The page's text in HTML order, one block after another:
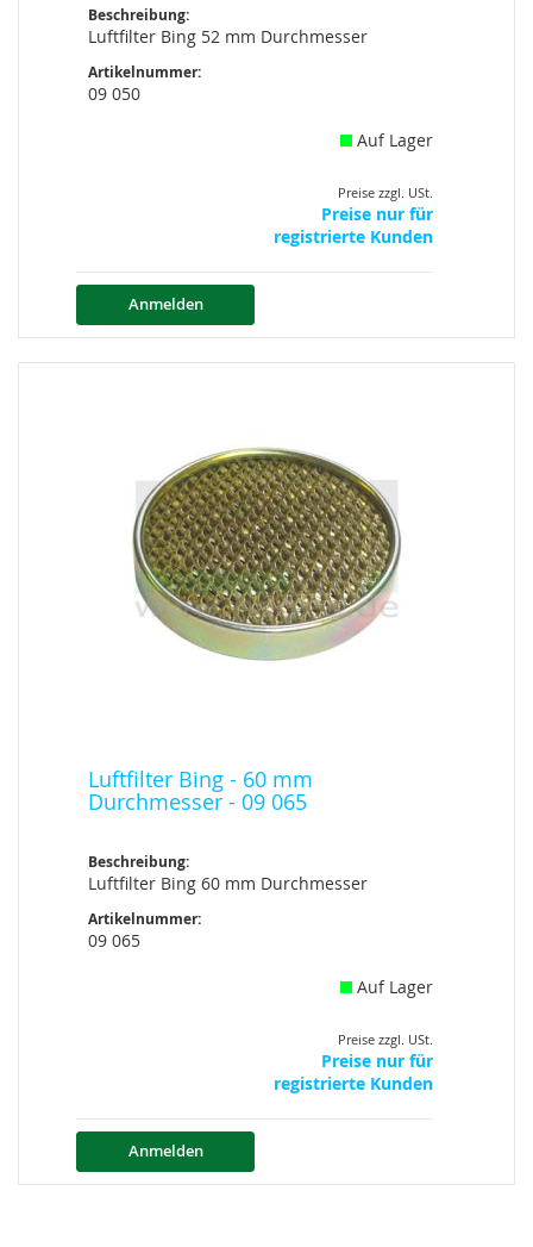
Beschreibung:
Luftfilter Bing 52 mm Durchmesser
Artikelnummer:
09 050
Auf Lager
Preise zzgl. USt.
Preise nur für
registrierte Kunden
Anmelden
Luftfilter Bing - 60 mm
Durchmesser - 09 065
Beschreibung:
Luftfilter Bing 60 mm Durchmesser
Artikelnummer:
09 065
Auf Lager
Preise zzgl. USt.
Preise nur für
registrierte Kunden
Anmelden